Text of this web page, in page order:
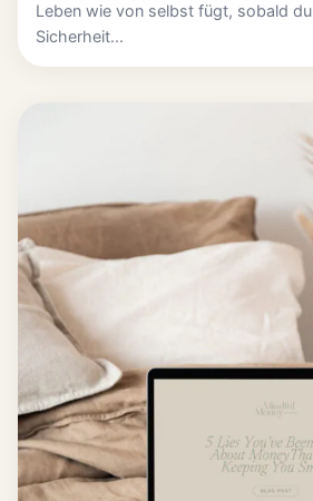
Leben wie von selbst fügt, sobald
Sicherheit...